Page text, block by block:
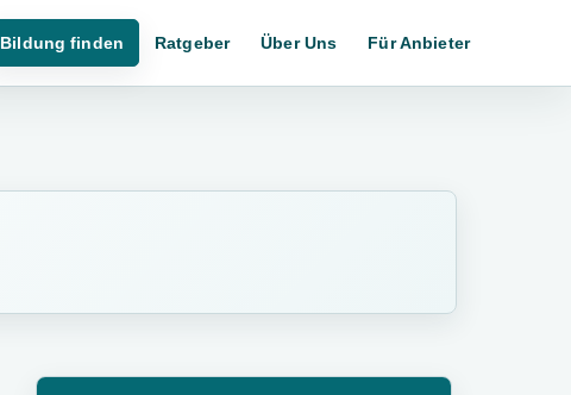
Bildung finden Ratgeber Über Uns Für Anbieter